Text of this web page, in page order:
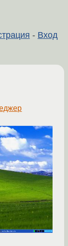
- Вход